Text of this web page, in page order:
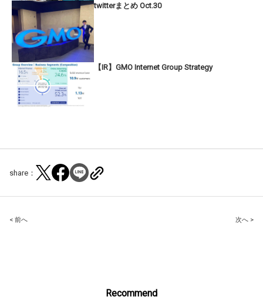
twitterまとめ Oct.30
【IR】GMO Internet Group Strategy
share：
Post
< 前へ 次へ >
Recommend